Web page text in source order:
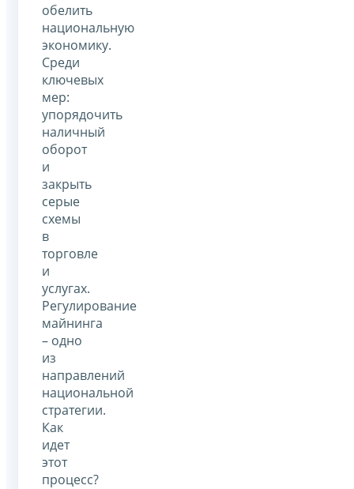
обелить
национальную
экономику.
Среди
ключевых
мер:
упорядочить
наличный
оборот
и
закрыть
серые
схемы
в
торговле
и
услугах.
Регулирование
майнинга
– одно
из
направлений
национальной
стратегии.
Как
идет
этот
процесс?